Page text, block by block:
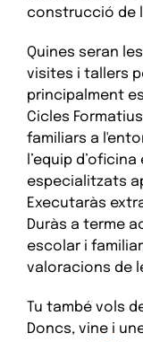
construcció de
Quines seran
visites i tallers
principalment
Cicles
familiars a
l’equip
especialitzats
Executaràs
Duràs a terme
escolar i
valoracions de
Tu també vols
Doncs, vine i